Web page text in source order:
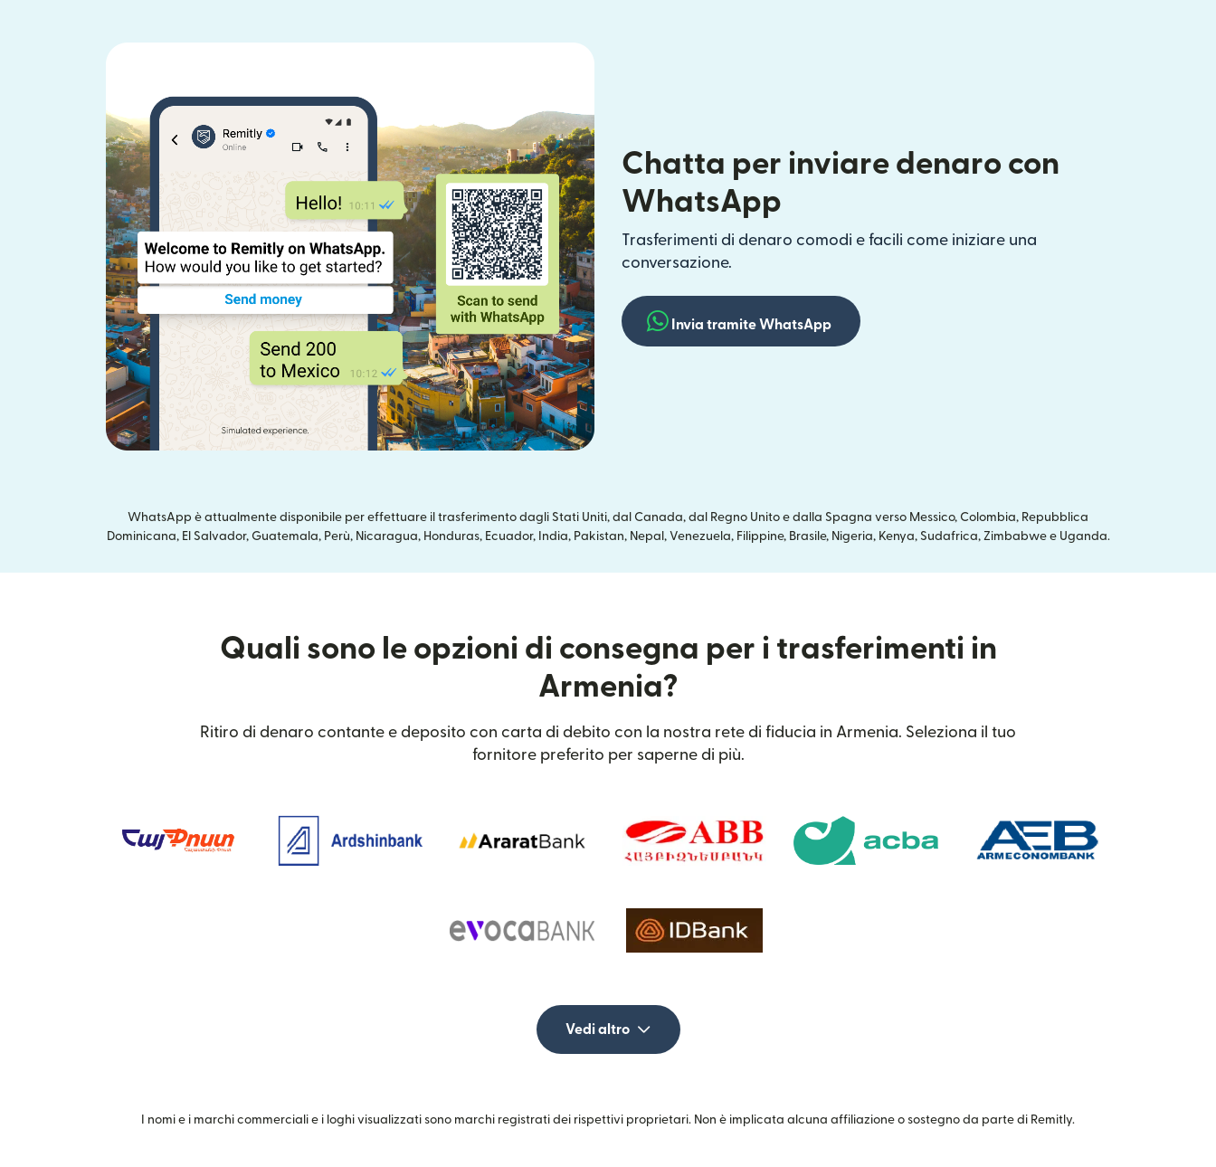
Chatta per inviare denaro con
WhatsApp
Trasferimenti di denaro comodi e facili come iniziare una
conversazione.
Invia tramite WhatsApp
WhatsApp è attualmente disponibile per effettuare il trasferimento dagli Stati Uniti, dal Canada, dal Regno Unito e dalla Spagna verso Messico, Colombia, Repubblica
Dominicana, El Salvador, Guatemala, Perù, Nicaragua, Honduras, Ecuador, India, Pakistan, Nepal, Venezuela, Filippine, Brasile, Nigeria, Kenya, Sudafrica, Zimbabwe e Uganda.
Quali sono le opzioni di consegna per i trasferimenti in
Armenia?
Ritiro di denaro contante e deposito con carta di debito con la nostra rete di fiducia in Armenia. Seleziona il tuo
fornitore preferito per saperne di più.
Vedi altro
I nomi e i marchi commerciali e i loghi visualizzati sono marchi registrati dei rispettivi proprietari. Non è implicata alcuna affiliazione o sostegno da parte di Remitly.